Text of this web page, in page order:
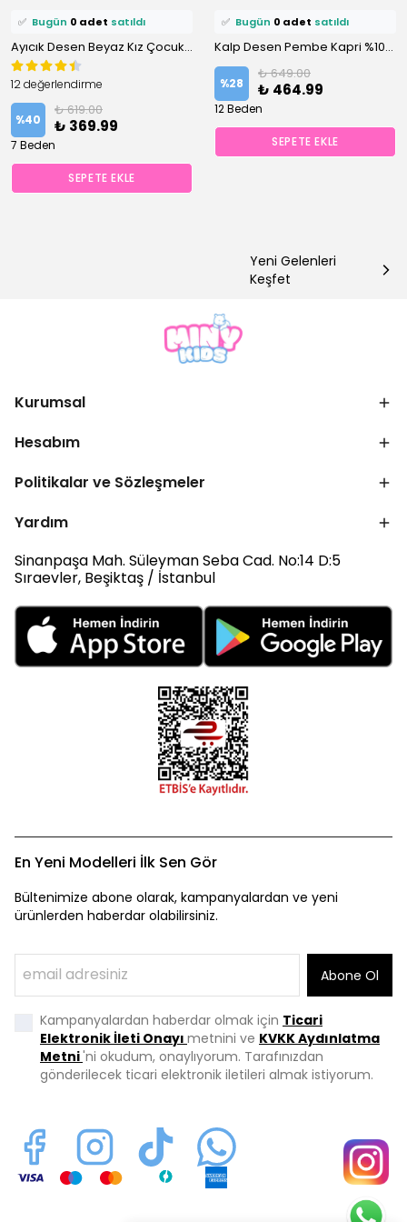
✅ Bugün 0 adet satıldı
Ayıcık Desen Beyaz Kız Çocuk Pijama Takım
12 değerlendirme
%40
₺ 619.00
₺ 369.99
7 Beden
SEPETE EKLE
✅ Bugün 0 adet satıldı
Kalp Desen Pembe Kapri %100 Pamuklu Kız Çocuk Pijama Takım
%28
₺ 649.00
₺ 464.99
12 Beden
SEPETE EKLE
Yeni Gelenleri
Keşfet
Kurumsal
Hesabım
Politikalar ve Sözleşmeler
Yardım
Sinanpaşa Mah. Süleyman Seba Cad. No:14 D:5
Sıraevler, Beşiktaş / İstanbul
En Yeni Modelleri İlk Sen Gör
Bültenimize abone olarak, kampanyalardan ve yeni
ürünlerden haberdar olabilirsiniz.
Abone Ol
Kampanyalardan haberdar olmak için Ticari
Elektronik İleti Onayı metnini ve KVKK Aydınlatma
Metni'ni okudum, onaylıyorum. Tarafınızdan
gönderilecek ticari elektronik iletileri almak istiyorum.